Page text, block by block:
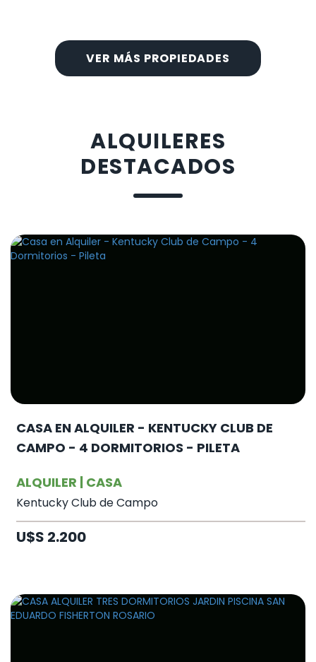
VER MÁS PROPIEDADES
ALQUILERES
DESTACADOS
CASA EN ALQUILER - KENTUCKY CLUB DE
CAMPO - 4 DORMITORIOS - PILETA
ALQUILER | CASA
Kentucky Club de Campo
U$S 2.200